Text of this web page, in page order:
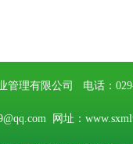
管理有限公司 电话：
网址：